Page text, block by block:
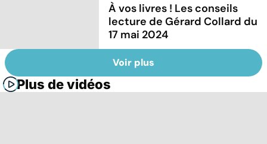
À vos livres ! Les conseils
lecture de Gérard Collard du
17 mai 2024
Voir plus
Plus de vidéos